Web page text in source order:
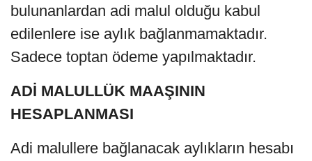
bulunanlardan adi malul olduğu kabul
edilenlere ise aylık bağlanmamaktadır.
Sadece toptan ödeme yapılmaktadır.
ADİ MALULLÜK MAAŞININ
HESAPLANMASI
Adi malullere bağlanacak aylıkların hesabı